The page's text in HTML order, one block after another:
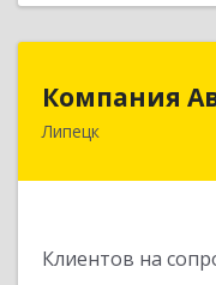
Компания
Липецк
Клиентов на
398001,